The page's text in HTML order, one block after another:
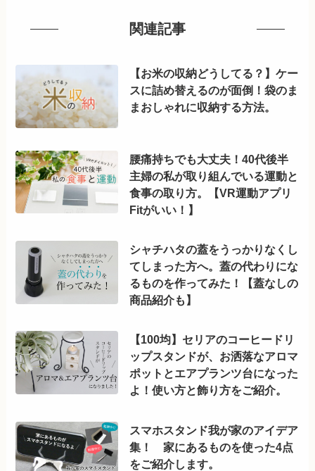
関連記事
【お米の収納どうしてる？】ケー
スに詰め替えるのが面倒！袋のま
まおしゃれに収納する方法。
腰痛持ちでも大丈夫！40代後半
主婦の私が取り組んでいる運動と
食事の取り方。【VR運動アプリ
Fitがいい！】
シャチハタの蓋をうっかりなくし
てしまった方へ。蓋の代わりにな
るものを作ってみた！【蓋なしの
商品紹介も】
【100均】セリアのコーヒードリ
ップスタンドが、お洒落なアロマ
ポットとエアプランツ台になった
よ！使い方と飾り方をご紹介。
スマホスタンド我が家のアイデア
集！ 家にあるものを使った4点
をご紹介します。